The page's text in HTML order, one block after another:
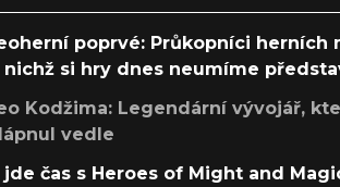
poprvé: Průkopníci herních
nichž si hry dnes neumíme
Kodžima: Legendární vývojář,
vedle
jde čas s Heroes of Might and